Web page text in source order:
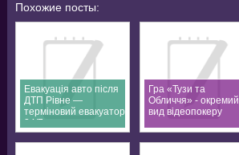
Похожие посты:
Евакуація авто після
ДТП Рівне —
терміновий евакуатор
24/7
Гра «Тузи та
Обличчя» - окремий
вид відеопокеру